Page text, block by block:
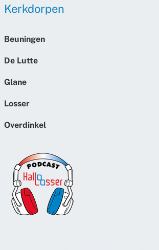
Kerkdorpen
Beuningen
De Lutte
Glane
Losser
Overdinkel